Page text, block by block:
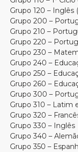
Grupo 120 – Inglês
Grupo 200 –
Grupo 210 –
Grupo 220 –
Grupo 230 –
Grupo 240 –
Grupo 250 –
Grupo 260 –
Grupo 300 –
Grupo 310 – Latim
Grupo 320 –
Grupo 330 – Inglês
Grupo 340 –
Grupo 350 –